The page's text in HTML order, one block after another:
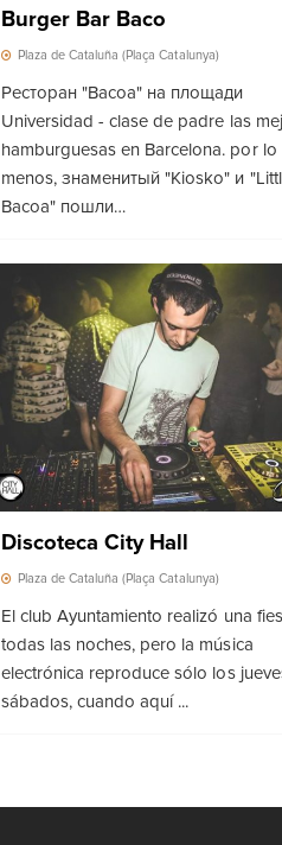
Burger Bar Baco
Plaza de Cataluña (Plaça Catalunya)
Ресторан "Bacoa" на площади
Universidad - clase de padre las
hamburguesas en Barcelona. por lo
menos,знаменитый "Kiosko" и
Bacoa" пошли…
Discoteca City Hall
Plaza de Cataluña (Plaça Catalunya)
El club Ayuntamiento realizó una
todas las noches, pero la música
electrónica reproduce sólo los
sábados, cuando aquí ...